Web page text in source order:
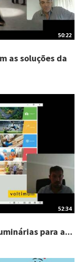
50:22
as soluções da
52:34
para a...